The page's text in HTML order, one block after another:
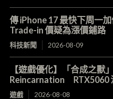
傳 iPhone 17 最快下周一
Trade-in 價疑為漲價鋪路
科技新聞 2026-08-09
【遊戲優化】「合成之獸
Reincarnation RTX5060
遊戲 2026-08-08